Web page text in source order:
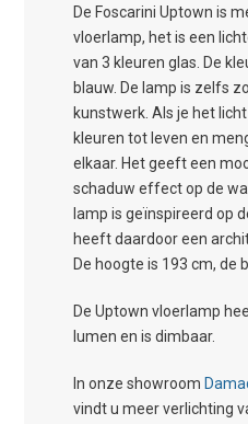
De Foscarini Uptown is
vloerlamp, het is een
van 3 kleuren glas. De
blauw. De lamp is zelfs
kunstwerk. Als je het
kleuren tot leven en
elkaar. Het geeft een
schaduw effect op de
lamp is geïnspireerd op
heeft daardoor een
De hoogte is 193 cm, de
De Uptown vloerlamp
lumen en is dimbaar.
In onze showroom
vindt u meer verlichting